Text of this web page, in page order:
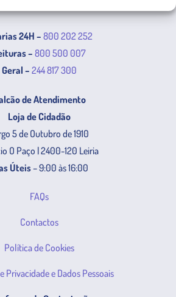
24H –800 202 252
– 800 500 007
Geral – 244 817 300
de Atendimento
Loja de Cidadão
5 de Outubro de 1910
O Paço | 2400-120 Leiria
Úteis– 9:00 às 16:00
FAQs
Contactos
Política de Cookies
Privacidade e Dados Pessoais